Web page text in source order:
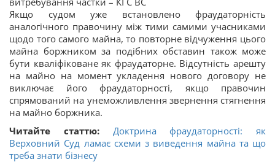
Якщо судом уже встановлено фраудаторність
аналогічного правочину між тими самими учасниками
щодо того самого майна, то повторне відчуження цього
майна боржником за подібних обставин також може
бути кваліфіковане як фраудаторне. Відсутність арешту
на майно на момент укладення нового договору не
виключає його фраудаторності, якщо правочин
спрямований на унеможливлення звернення стягнення
на майно боржника.
Читайте статтю: Доктрина фраудаторності: як
Верховний Суд ламає схеми з виведення майна та що
треба знати бізнесу